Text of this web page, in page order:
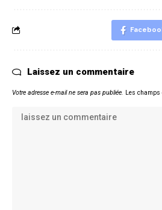
Laissez un commentaire
Votre adresse e-mail ne sera pas publiée. Les